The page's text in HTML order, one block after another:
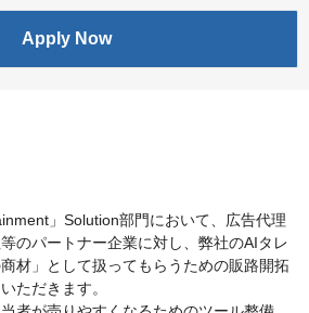
Apply Now
」Solution部門において、広告代理
のパートナー企業に対し、弊社のAIタレ
材」として扱ってもらうための販路開拓
ただきます。